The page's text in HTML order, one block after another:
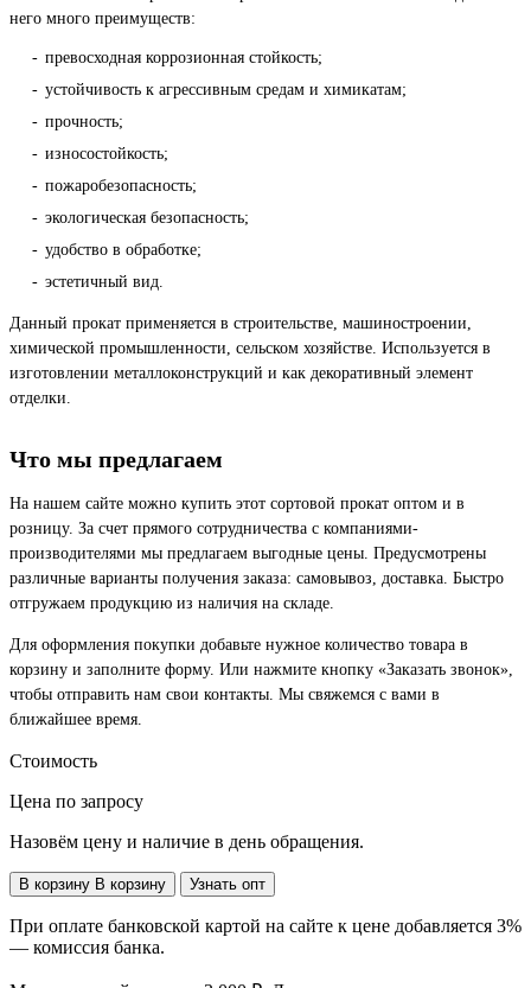
него много преимуществ:
превосходная коррозионная стойкость;
устойчивость к агрессивным средам и химикатам;
прочность;
износостойкость;
пожаробезопасность;
экологическая безопасность;
удобство в обработке;
эстетичный вид.
Данный прокат применяется в строительстве, машиностроении,
химической промышленности, сельском хозяйстве. Используется в
изготовлении металлоконструкций и как декоративный элемент
отделки.
Что мы предлагаем
На нашем сайте можно купить этот сортовой прокат оптом и в
розницу. За счет прямого сотрудничества с компаниями-
производителями мы предлагаем выгодные цены. Предусмотрены
различные варианты получения заказа: самовывоз, доставка. Быстро
отгружаем продукцию из наличия на складе.
Для оформления покупки добавьте нужное количество товара в
корзину и заполните форму. Или нажмите кнопку «Заказать звонок»,
чтобы отправить нам свои контакты. Мы свяжемся с вами в
ближайшее время.
Стоимость
Цена по запросу
Назовём цену и наличие в день обращения.
В корзину В корзину Узнать опт
При оплате банковской картой на сайте к цене добавляется 3%
— комиссия банка.